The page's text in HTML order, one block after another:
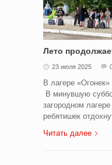
Лето
23 июля 2025
В лагере
В минувшую
загородном
ребятишек
Читать далее